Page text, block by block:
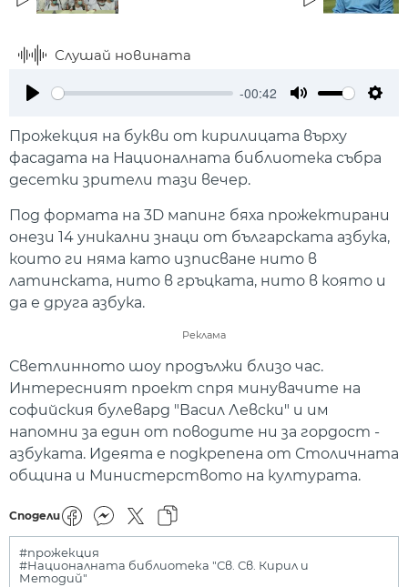
Слушай новината
-00:42
Прожекция на букви от кирилицата върху
фасадата на Националната библиотека събра
десетки зрители тази вечер.
Под формата на 3D мапинг бяха прожектирани
онези 14 уникални знаци от българската азбука,
които ги няма като изписване нито в
латинската, нито в гръцката, нито в която и
да е друга азбука.
Реклама
Светлинното шоу продължи близо час.
Интересният проект спря минувачите на
софийския булевард "Васил Левски" и им
напомни за един от поводите ни за гордост -
азбуката. Идеята е подкрепена от Столичната
община и Министерството на културата.
Сподели
#прожекция
#Националната библиотека "Св. Св. Кирил и
Методий"